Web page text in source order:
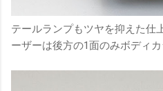
テールランプもツヤを抑えた仕
ーザーは後方の1面のみボディ